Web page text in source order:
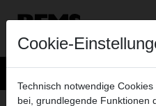
Cookie-
Technisch notwendige
bei, grundlegende Funktionen